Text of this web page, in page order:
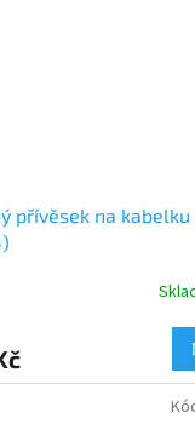
přívěsek na kabelku